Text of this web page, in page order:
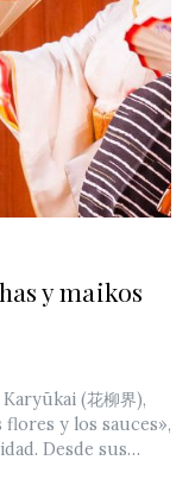
y maikos
(花柳界),
y los sauces»,
Desde sus…